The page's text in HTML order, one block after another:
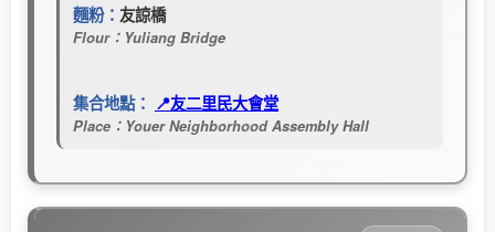
麵粉： 友諒橋
Flour：Yuliang Bridge
集合地點： 📍友二里民大會堂
Place：Youer Neighborhood Assembly Hall